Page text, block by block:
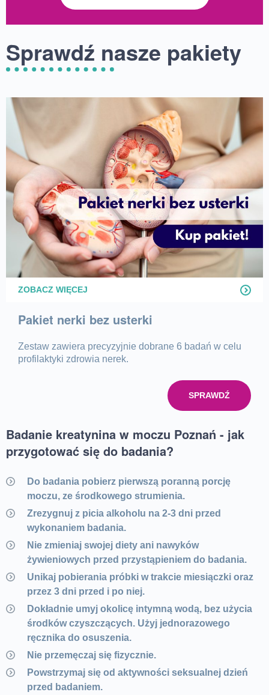
Sprawdź nasze pakiety
ZOBACZ WIĘCEJ
Pakiet nerki bez usterki
Zestaw zawiera precyzyjnie dobrane 6 badań w celu
profilaktyki zdrowia nerek.
SPRAWDŹ
Badanie kreatynina w moczu Poznań - jak
przygotować się do badania?
Do badania pobierz pierwszą poranną porcję
moczu, ze środkowego strumienia.
Zrezygnuj z picia alkoholu na 2-3 dni przed
wykonaniem badania.
Nie zmieniaj swojej diety ani nawyków
żywieniowych przed przystąpieniem do badania.
Unikaj pobierania próbki w trakcie miesiączki oraz
przez 3 dni przed i po niej.
Dokładnie umyj okolicę intymną wodą, bez użycia
środków czyszczących. Użyj jednorazowego
ręcznika do osuszenia.
Nie przemęczaj się fizycznie.
Powstrzymaj się od aktywności seksualnej dzień
przed badaniem.